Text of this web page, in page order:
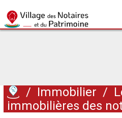
/ Immobilier /
immobilières des